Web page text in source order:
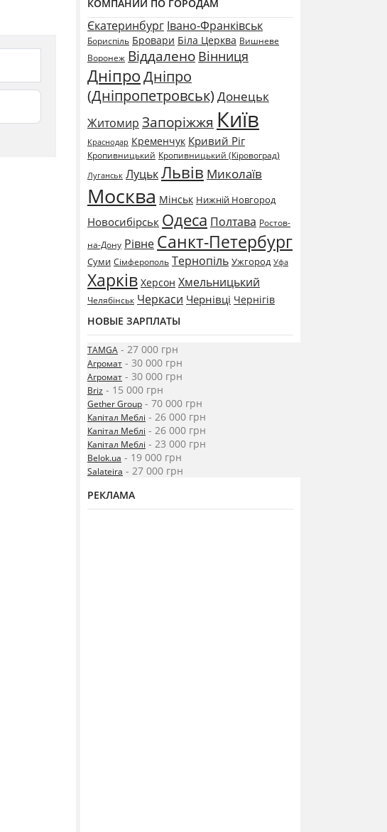
КОМПАНИИ ПО ГОРОДАМ
Єкатеринбург Івано-Франківськ
Бориспіль Бровари Біла Церква Вишневе
Воронеж Віддалено Вінниця
ДніпроДніпро
(Дніпропетровськ) Донецьк
Житомир Запоріжжя Київ
Краснодар Кременчук Кривий Ріг
Кропивницький Кропивницький (Кіровоград)
Луганськ ЛуцькЛьвів Миколаїв
Москва Мінськ Нижній Новгород
Новосибірськ Одеса Полтава Ростов-
на-Дону Рівне Санкт-Петербург
Суми Сімферополь Тернопіль Ужгород Уфа
Харків Херсон Хмельницький
Челябінськ Черкаси Чернівці Чернігів
НОВЫЕ ЗАРПЛАТЫ
TAMGA - 27 000 грн
Агромат - 30 000 грн
Агромат - 30 000 грн
Briz - 15 000 грн
Gether Group - 70 000 грн
Капітал Меблі - 26 000 грн
Капітал Меблі - 26 000 грн
Капітал Меблі - 23 000 грн
Belok.ua - 19 000 грн
Salateira - 27 000 грн
РЕКЛАМА